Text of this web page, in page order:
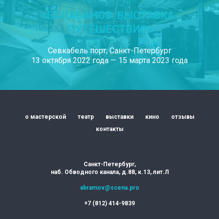
«БАЛАБАНОВ. ВЫСТАВКА-
ПУТЕШЕСТВИЕ»
Севкабель порт, Санкт-Петербург
13 октября 2022 года — 15 марта 2023 года
о мастерской театр выставки кино
отзывы
контакты
Санкт-Петербург,
наб. Обводного канала, д.88, к.13, лит.Л
abramov@scena.pro
+7 (812) 414-9839